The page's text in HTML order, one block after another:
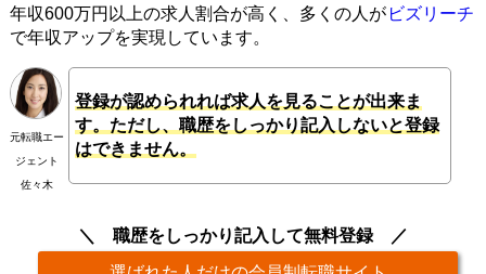
年収600万円以上の求人割合が高く、多くの人が ビズリーチ
で年収アップを実現しています。
元転職エー
ジェント
佐々木
登録が認められれば求人を見ることが出来ま
す。ただし、職歴をしっかり記入しないと登録
はできません。
職歴をしっかり記入して無料登録